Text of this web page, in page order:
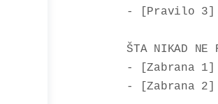
- [Pravilo 3]
ŠTA NIKAD NE
- [Zabrana 1]
- [Zabrana 2]